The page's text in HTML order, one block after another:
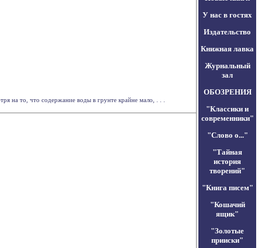
на то, что содержание воды в грунте крайне мало, . . .
У нас в гостях
Издательство
Книжная лавка
Журнальный
зал
ОБОЗРЕНИЯ
"Классики и
современники"
"Слово о..."
"Тайная
история
творений"
"Книга писем"
"Кошачий
ящик"
"Золотые
прииски"